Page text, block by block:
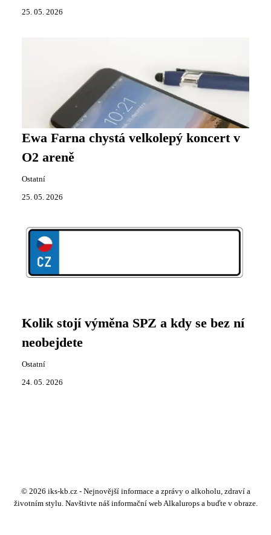
25. 05. 2026
Ewa Farna chystá velkolepý koncert v
O2 areně
Ostatní
25. 05. 2026
Kolik stojí výměna SPZ a kdy se bez ní
neobejdete
Ostatní
24. 05. 2026
© 2026 iks-kb.cz - Nejnovější informace a zprávy o alkoholu, zdraví a
životním stylu. Navštivte náš informační web Alkalurops a buďte v obraze.